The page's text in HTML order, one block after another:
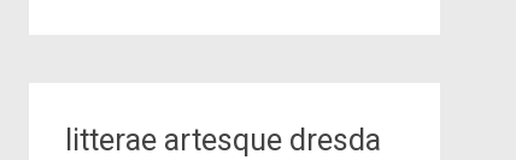
litterae artesque dresda